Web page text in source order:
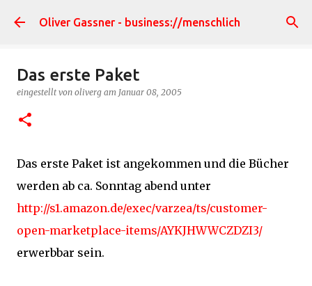
Direkt zum Hauptbereich
Oliver Gassner - business://menschlich
Das erste Paket
eingestellt von oliverg am Januar 08, 2005
Das erste Paket ist angekommen und die Bücher
werden ab ca. Sonntag abend unter
http://s1.amazon.de/exec/varzea/ts/customer-
open-marketplace-items/AYKJHWWCZDZI3/
erwerbbar sein.